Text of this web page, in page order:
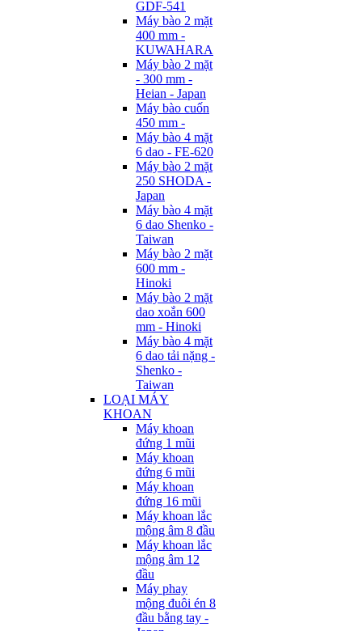
GDF-541
Máy bào 2 mặt
400 mm -
KUWAHARA
Máy bào 2 mặt
- 300 mm -
Heian - Japan
Máy bào cuốn
450 mm -
Máy bào 4 mặt
6 dao - FE-620
Máy bào 2 mặt
250 SHODA -
Japan
Máy bào 4 mặt
6 dao Shenko -
Taiwan
Máy bào 2 mặt
600 mm -
Hinoki
Máy bào 2 mặt
dao xoắn 600
mm - Hinoki
Máy bào 4 mặt
6 dao tải nặng -
Shenko -
Taiwan
LOẠI MÁY
KHOAN
Máy khoan
đứng 1 mũi
Máy khoan
đứng 6 mũi
Máy khoan
đứng 16 mũi
Máy khoan lắc
mộng âm 8 đầu
Máy khoan lắc
mộng âm 12
đầu
Máy phay
mộng đuôi én 8
đầu bằng tay -